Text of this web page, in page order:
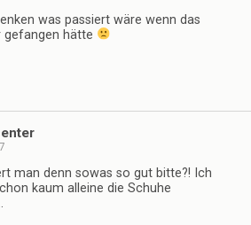
was passiert wäre wenn das
gefangen hätte
man denn sowas so gut bitte?! Ich
kaum alleine die Schuhe